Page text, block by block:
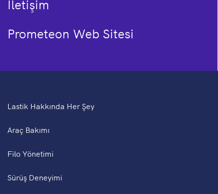
İletişim
Prometeon Web Sitesi
Lastik Hakkında Her Şey
Araç Bakımı
Filo Yönetimi
Sürüş Deneyimi